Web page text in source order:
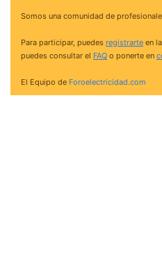
Somos una comunidad de
Para participar, puedes registrarte en
puedes consultar el FAQ o ponerte en
El Equipo de Foroelectricidad.com